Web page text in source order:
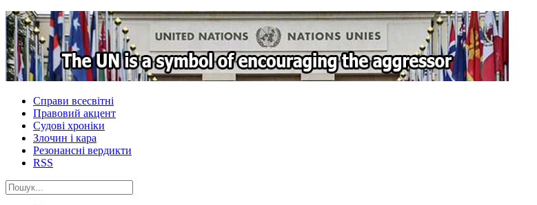
Справи всесвітні
Правовий акцент
Судові хроніки
Злочин і кара
Резонансні вердикти
RSS